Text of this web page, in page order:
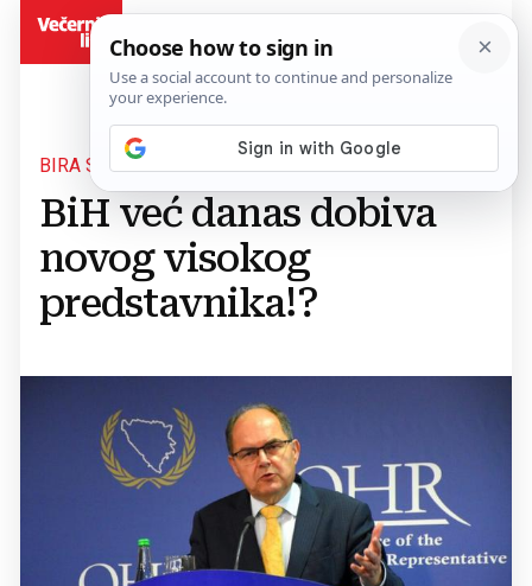
BIRA SE SCHMIDTOV NASLJEDNIK
BiH već danas dobiva
novog visokog
predstavnika!?